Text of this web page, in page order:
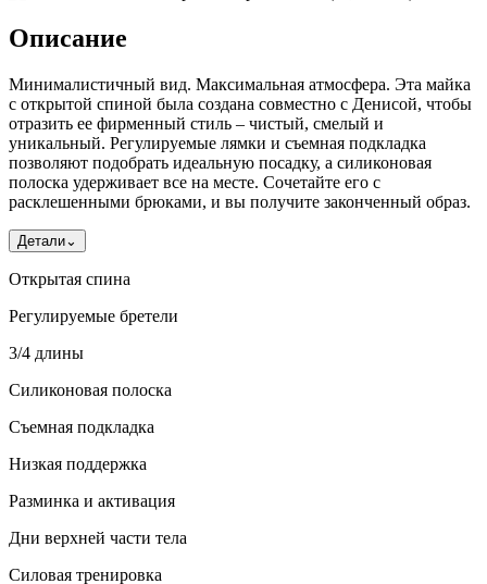
Описание
Минималистичный вид. Максимальная атмосфера. Эта майка
с открытой спиной была создана совместно с Денисой, чтобы
отразить ее фирменный стиль – чистый, смелый и
уникальный. Регулируемые лямки и съемная подкладка
позволяют подобрать идеальную посадку, а силиконовая
полоска удерживает все на месте. Сочетайте его с
расклешенными брюками, и вы получите законченный образ.
Детали⌄
Открытая спина
Регулируемые бретели
3/4 длины
Силиконовая полоска
Съемная подкладка
Низкая поддержка
Разминка и активация
Дни верхней части тела
Силовая тренировка